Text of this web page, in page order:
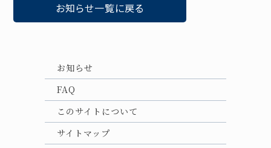
お知らせ一覧に戻る
お知らせ
FAQ
このサイトについて
サイトマップ